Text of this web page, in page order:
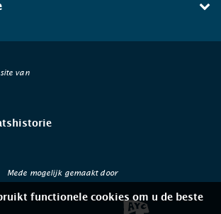
van
Mede mogelijk gemaakt door
functionele cookies om u de beste